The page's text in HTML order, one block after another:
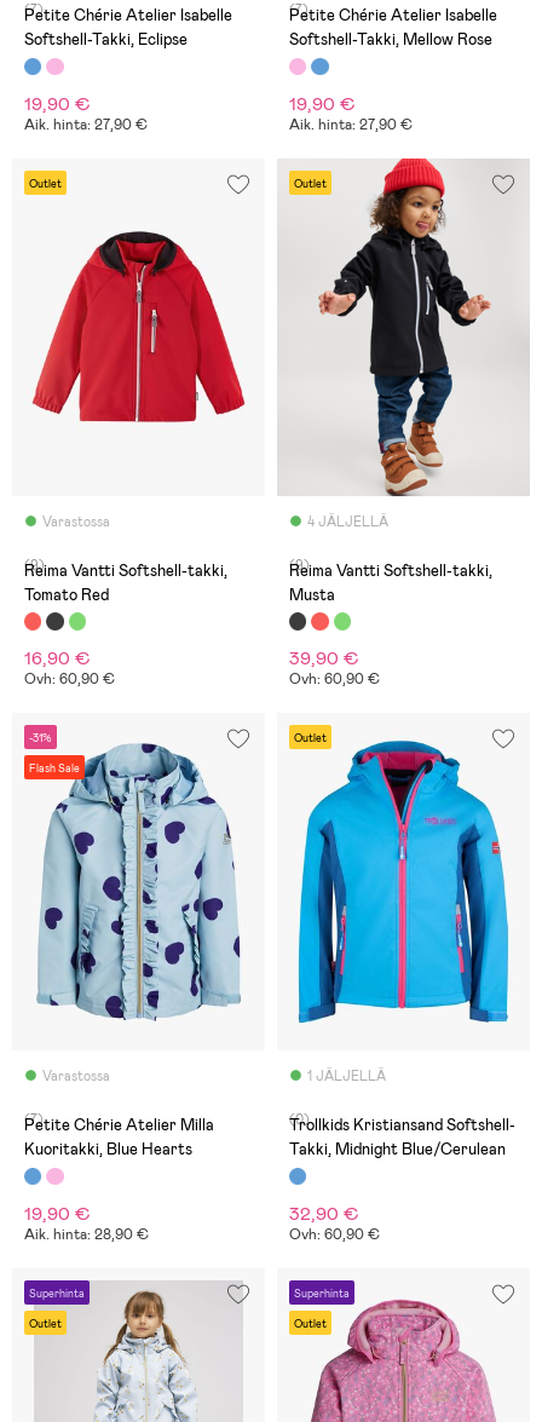
(7)
Petite Chérie Atelier Isabelle
Softshell-Takki, Eclipse
19,90 €
Aik. hinta: 27,90 €
(7)
Petite Chérie Atelier Isabelle
Softshell-Takki, Mellow Rose
19,90 €
Aik. hinta: 27,90 €
Outlet
Varastossa
(9)
Reima Vantti Softshell-takki,
Tomato Red
16,90 €
Ovh: 60,90 €
Outlet
4 JÄLJELLÄ
(9)
Reima Vantti Softshell-takki,
Musta
39,90 €
Ovh: 60,90 €
-31%
Flash Sale
Varastossa
(7)
Petite Chérie Atelier Milla
Kuoritakki, Blue Hearts
19,90 €
Aik. hinta: 28,90 €
Outlet
1 JÄLJELLÄ
(0)
Trollkids Kristiansand Softshell-
Takki, Midnight Blue/Cerulean
32,90 €
Ovh: 60,90 €
Superhinta
Outlet
Superhinta
Outlet